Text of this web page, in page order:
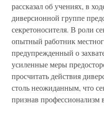
рассказал об учениях, в
диверсионной группе
секретоносителя. В роли
опытный работник
предупрежденный о
усиленные меры
просчитать действия
столь неожиданным, что
признав профессионализм